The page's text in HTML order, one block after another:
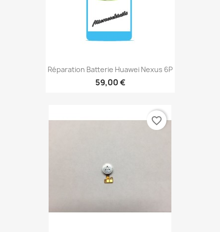
Réparation Batterie Huawei Nexus 6P
59,00 €
favorite_border